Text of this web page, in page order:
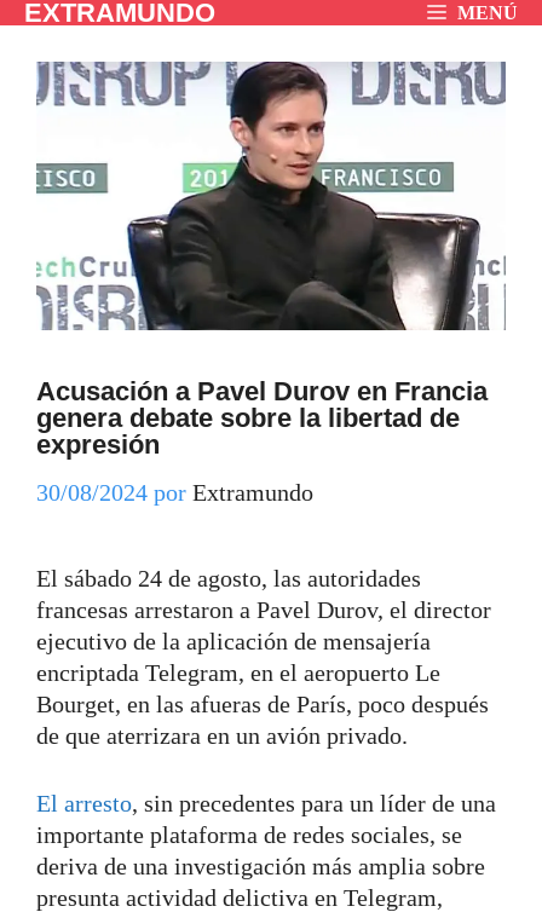
Saltar
contenido
EXTRAMUNDO MENÚ
Acusación a Pavel Durov en Francia
genera debate sobre la libertad de
expresión
30/08/2024 por Extramundo
El sábado 24 de agosto, las autoridades
francesas arrestaron a Pavel Durov, el director
ejecutivo de la aplicación de mensajería
encriptada Telegram, en el aeropuerto Le
Bourget, en las afueras de París, poco después
de que aterrizara en un avión privado.
El arresto, sin precedentes para un líder de una
importante plataforma de redes sociales, se
deriva de una investigación más amplia sobre
presunta actividad delictiva en Telegram,